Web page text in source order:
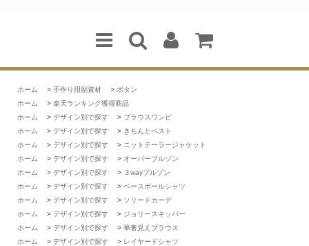
ホーム > 手作り用副資材 > ボタン
ホーム
> 楽天ランキング獲得商品
ホーム
> デザイン別で探す > ブラウスワンピ
ホーム
> デザイン別で探す > きちんとベスト
ホーム
> デザイン別で探す > ニットテーラージャケット
ホーム
> デザイン別で探す > オーバーブルゾン
ホーム
> デザイン別で探す > ３wayブルゾン
ホーム
> デザイン別で探す > ベースボールシャツ
ホーム
> デザイン別で探す > ソリードカーデ
ホーム
> デザイン別で探す > ジョリースキッパー
ホーム
> デザイン別で探す > 華奢見えブラウス
ホーム
> デザイン別で探す > レイヤードシャツ